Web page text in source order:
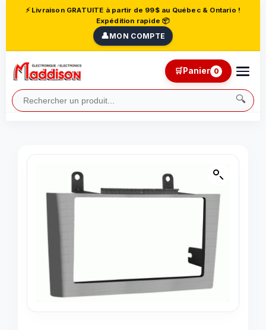
⚡ Livraison GRATUITE à partir de 99$ au Québec & Ontario !
Expédition rapide 📦
👤MON COMPTE
🔍
🛒Panier 0